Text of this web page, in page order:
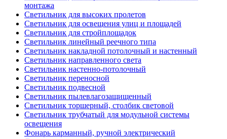
монтажа
Светильник для высоких пролетов
Светильник для освещения улиц и площадей
Светильник для стройплощадок
Светильник линейный реечного типа
Светильник накладной потолочный и настенный
Светильник направленного света
Светильник настенно-потолочный
Светильник переносной
Светильник подвесной
Светильник пылевлагозащищенный
Светильник торшерный, столбик световой
Светильник трубчатый для модульной системы
освещения
Фонарь карманный, ручной электрический